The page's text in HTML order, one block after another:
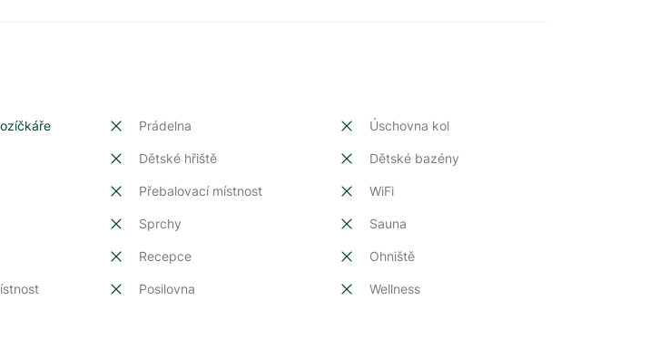
Prádelna Úschovna kol
Dětské hřiště Dětské bazény
Přebalovací místnost WiFi
Sprchy Sauna
Recepce Ohniště
Posilovna Wellness